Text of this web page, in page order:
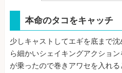
本命のタコをキャッチ
少しキャストしてエギを底まで
ら細かいシェイキングアクショ
が乗ったので巻きアワセを入れ